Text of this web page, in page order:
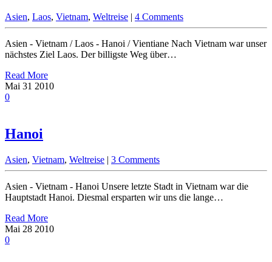
Asien, Laos, Vietnam, Weltreise | 4 Comments
Asien - Vietnam / Laos - Hanoi / Vientiane Nach Vietnam war unser
nächstes Ziel Laos. Der billigste Weg über…
Read More
Mai 31 2010
0
Hanoi
Asien, Vietnam, Weltreise | 3 Comments
Asien - Vietnam - Hanoi Unsere letzte Stadt in Vietnam war die
Hauptstadt Hanoi. Diesmal ersparten wir uns die lange…
Read More
Mai 28 2010
0